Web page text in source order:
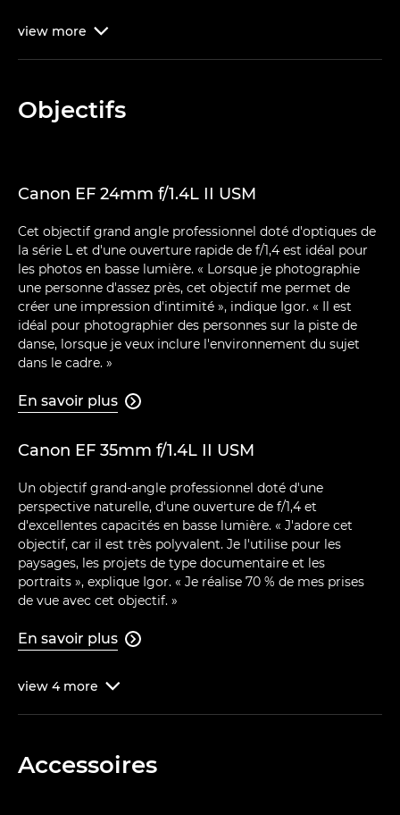
view more 
Objectifs
Canon EF 24mm f/1.4L II USM
Cet objectif grand angle professionnel doté d'optiques de
la série L et d'une ouverture rapide de f/1,4 est idéal pour
les photos en basse lumière. « Lorsque je photographie
une personne d'assez près, cet objectif me permet de
créer une impression d'intimité », indique Igor. « Il est
idéal pour photographier des personnes sur la piste de
danse, lorsque je veux inclure l'environnement du sujet
dans le cadre. »
En savoir plus 
Canon EF 35mm f/1.4L II USM
Un objectif grand-angle professionnel doté d'une
perspective naturelle, d'une ouverture de f/1,4 et
d'excellentes capacités en basse lumière. « J'adore cet
objectif, car il est très polyvalent. Je l'utilise pour les
paysages, les projets de type documentaire et les
portraits », explique Igor. « Je réalise 70 % de mes prises
de vue avec cet objectif. »
En savoir plus 
view 4 more 
Accessoires